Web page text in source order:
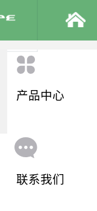
产品中心
联系我们